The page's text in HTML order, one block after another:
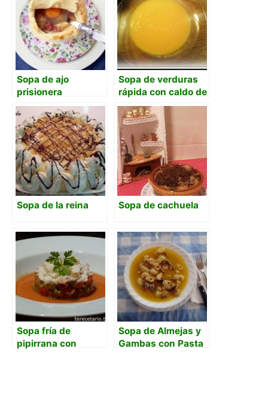
Sopa de ajo
prisionera
Sopa de verduras
rápida con caldo de
pollo
Sopa de la reina Sopa de cachuela
Sopa fría de
pipirrana con
Sopa de Almejas y
Gambas con Pasta